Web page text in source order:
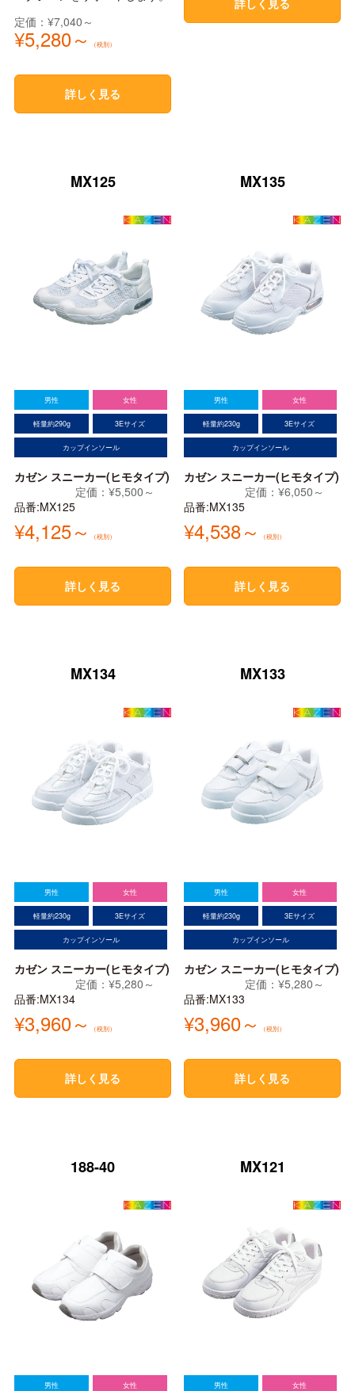
定価：¥7,040～
¥5,280～ （税別）
詳しく見る
詳しく見る
MX125
男性 女性
軽量約290g 3Eサイズ
カップインソール
カゼン スニーカー(ヒモタイプ)
品番:MX125
定価：¥5,500～
¥4,125～ （税別）
詳しく見る
MX135
男性 女性
軽量約230g 3Eサイズ
カップインソール
カゼン スニーカー(ヒモタイプ)
品番:MX135
定価：¥6,050～
¥4,538～ （税別）
詳しく見る
MX134
男性 女性
軽量約230g 3Eサイズ
カップインソール
カゼン スニーカー(ヒモタイプ)
品番:MX134
定価：¥5,280～
¥3,960～ （税別）
詳しく見る
MX133
男性 女性
軽量約230g 3Eサイズ
カップインソール
カゼン スニーカー(ヒモタイプ)
品番:MX133
定価：¥5,280～
¥3,960～ （税別）
詳しく見る
188-40
男性 女性
MX121
男性 女性